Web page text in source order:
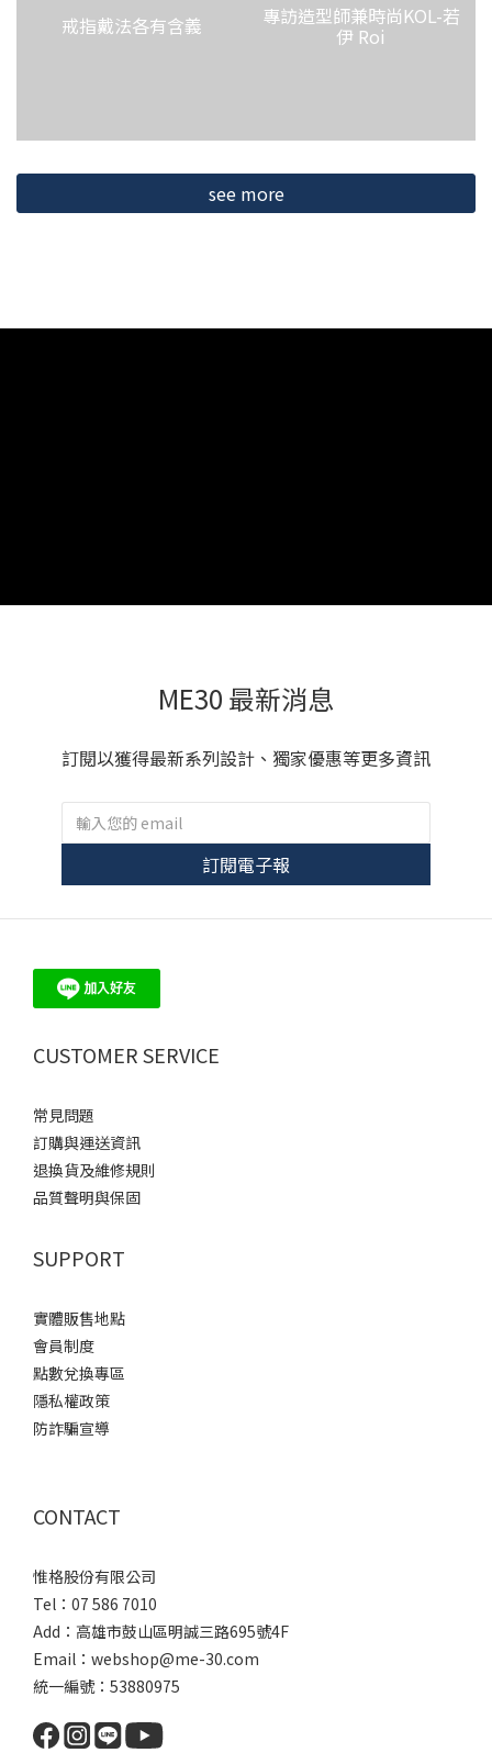
戒指戴法各有含義 專訪造型師兼時尚KOL-若
伊 Roi
see more
ME30 最新消息
訂閱以獲得最新系列設計、獨家優惠等更多資訊
訂閱電子報
CUSTOMER SERVICE
常見問題
訂購與運送資訊
退換貨及維修規則
品質聲明與保固
SUPPORT
實體販售地點
會員制度
點數兌換專區
隱私權政策
防詐騙宣導
CONTACT
惟格股份有限公司
Tel：07 586 7010
Add： 高雄市鼓山區明誠三路695號4F
Email：webshop@me-30.com
統一編號：53880975